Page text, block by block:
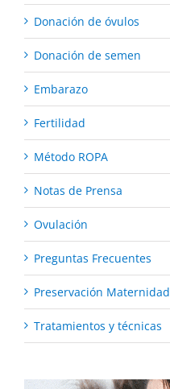
Donación de óvulos
Donación de semen
Embarazo
Fertilidad
Método ROPA
Notas de Prensa
Ovulación
Preguntas Frecuentes
Preservación Maternidad
Tratamientos y técnicas